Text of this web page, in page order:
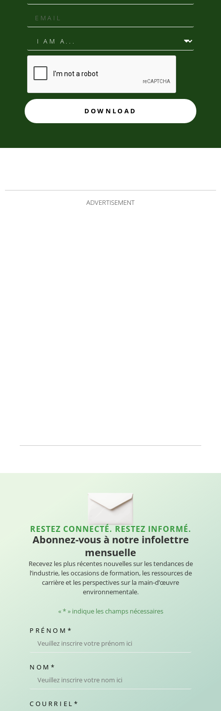
DOWNLOAD
ADVERTISEMENT
RESTEZ CONNECTÉ. RESTEZ INFORMÉ.
Abonnez-vous à notre infolettre
mensuelle
Recevez les plus récentes nouvelles sur les tendances de
l’industrie, les occasions de formation, les ressources de
carrière et les perspectives sur la main-d’œuvre
environnementale.
«*» indique les champs nécessaires
PRÉNOM *
NOM *
COURRIEL *